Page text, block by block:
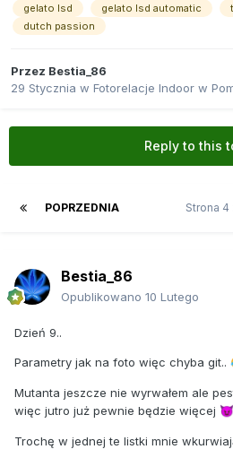
gelato lsd
gelato lsd automatic
dutch passion
Przez Bestia_86
29 Stycznia w Fotorelacje Indoor w
Reply to this
POPRZEDNIA Strona 4
Bestia_86
Opublikowano 10 Lutego
Dzień 9..
Parametry jak na foto więc chyba git..
Mutanta jeszcze nie wyrwałem ale
więc jutro już pewnie będzie więcej 😈
Trochę w jednej te listki mnie